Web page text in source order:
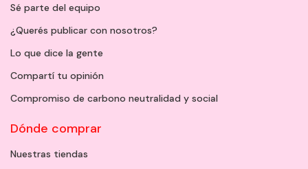
Sé parte del equipo
¿Querés publicar con nosotros?
Lo que dice la gente
Compartí tu opinión
Compromiso de carbono neutralidad y social
Dónde comprar
Nuestras tiendas